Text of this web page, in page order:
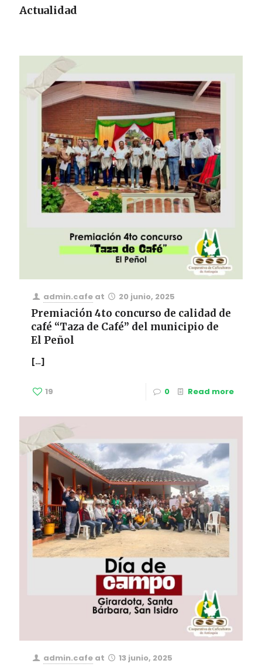
Actualidad
admin.cafe at 20 junio, 2025
Premiación 4to concurso de calidad de
café “Taza de Café” del municipio de
El Peñol
[…]
19 0 Read more
admin.cafe at 13 junio, 2025